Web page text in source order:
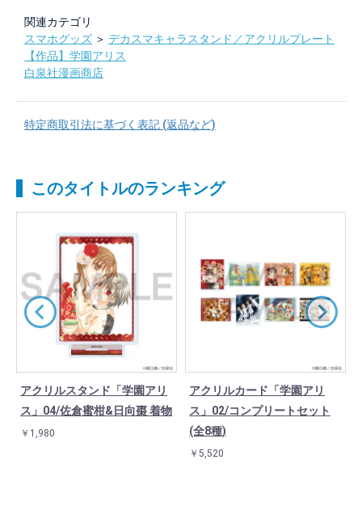
関連カテゴリ
スマホグッズ ＞ デカスマキャラスタンド／アクリルプレート
【作品】学園アリス
白泉社漫画商店
特定商取引法に基づく表記 (返品など)
このタイトルのランキング
アクリルスタンド「学園アリ
ス」04/佐倉蜜柑&日向棗 着物
￥1,980
アクリルカード「学園アリ
ス」02/コンプリートセット
(全8種)
￥5,520